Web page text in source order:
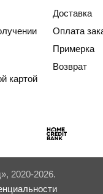
картой
Доставка
Оплата
Примерка
Возврат
2020-2026.